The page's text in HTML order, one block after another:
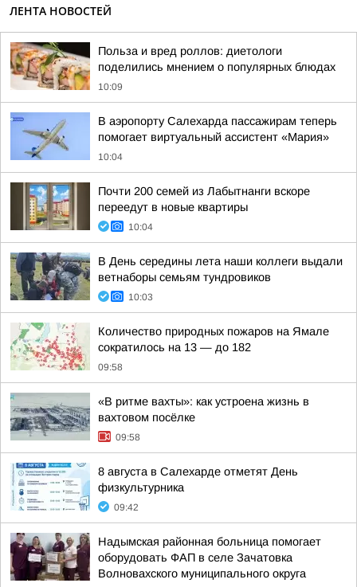
ЛЕНТА НОВОСТЕЙ
Польза и вред роллов: диетологи
поделились мнением о популярных блюдах
10:09
В аэропорту Салехарда пассажирам теперь
помогает виртуальный ассистент «Мария»
10:04
Почти 200 семей из Лабытнанги вскоре
переедут в новые квартиры
10:04
В День середины лета наши коллеги выдали
ветнаборы семьям тундровиков
10:03
Количество природных пожаров на Ямале
сократилось на 13 — до 182
09:58
«В ритме вахты»: как устроена жизнь в
вахтовом посёлке
09:58
8 августа в Салехарде отметят День
физкультурника
09:42
Надымская районная больница помогает
оборудовать ФАП в селе Зачатовка
Волновахского муниципального округа